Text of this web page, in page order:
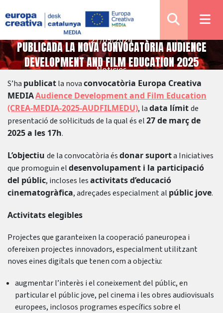
Notícies
PUBLICADA LA NOVA CONVOCATÒRIA AUDIENCE
DEVELOPMENT AND FILM EDUCATION 2025
27/09/2024
S’ha publicatla novaconvocatòria Europa Creativa
MEDIAAudience Development and Film Education
(CREA-MEDIA-2025-AUDFILMEDU), ladata límitde
presentació de sol·licituds de la qual és el27 de març de
2025 a les 17h.
L’objectiu de la convocatòria ésdonar suporta Iniciatives
que promoguin eldesenvolupament i la participació
del públic, incloses lesactivitats d’educació
cinematogràfica, adreçades especialment al públic jove.
Activitats elegibles
Projectes que garanteixen la cooperació paneuropea i
ofereixen projectes innovadors, especialment utilitzant
noves eines digitals que tenen com a objectiu:
augmentar l’interès i el coneixement del públic, en
particular el públic jove, pel cinema i les obres audiovisuals
europees, inclosos programes específics sobre el